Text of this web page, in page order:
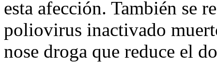
esta afección. También se
poliovirus inactivado
nose droga que reduce el